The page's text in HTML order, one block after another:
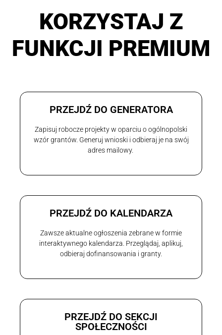
KORZYSTAJ Z
FUNKCJI PREMIUM
PRZEJDŹ DO GENERATORA
Zapisuj robocze projekty w oparciu o ogólnopolski
wzór grantów. Generuj wnioski i odbieraj je na swój
adres mailowy.
PRZEJDŹ DO KALENDARZA
Zawsze aktualne ogłoszenia zebrane w formie
interaktywnego kalendarza. Przeglądaj, aplikuj,
odbieraj dofinansowania i granty.
PRZEJDŹ DO SEKCJI
SPOŁECZNOŚCI